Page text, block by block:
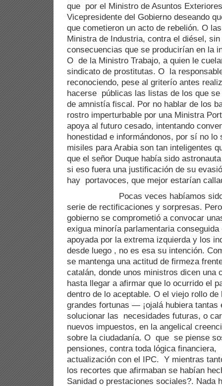
que por el Ministro de Asuntos
Vicepresidente del Gobierno deseando
que cometieron un acto de rebelión. O
Ministra de Industria, contra el diésel,
consecuencias que se producirían en la
O de la Ministro Trabajo, a quien le
sindicato de prostitutas. O la
reconociendo, pese al griterío antes
hacerse públicas las listas de los que
de amnistía fiscal. Por no hablar de los
rostro imperturbable por una Ministra
apoya al futuro cesado, intentando
honestidad e informándonos, por sí no lo
misiles para Arabia son tan inteligentes
que el señor Duque había sido
si eso fuera una justificación de su
hay portavoces, que mejor estarían
Pocas veces habíamos sido
serie de rectificaciones y sorpresas.
gobierno se comprometió a convocar
exigua minoría parlamentaria
apoyada por la extrema izquierda y los
desde luego , no es esa su intención.
se mantenga una actitud de firmeza
catalán, donde unos ministros dicen una
hasta llegar a afirmar que lo ocurrido el
dentro de lo aceptable. O el viejo rollo
grandes fortunas — ¡ojalá hubiera
solucionar las necesidades futuras, o
nuevos impuestos, en la angelical
sobre la ciudadanía. O que se piense
pensiones, contra toda lógica financiera,
actualización con el IPC. Y mientras
los recortes que afirmaban se habían
Sanidad o prestaciones sociales?. Nada